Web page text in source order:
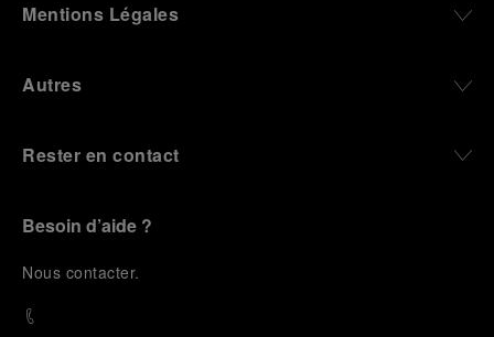
Mentions Légales
Autres
Rester en contact
Besoin d’aide ?
Nous contacter.